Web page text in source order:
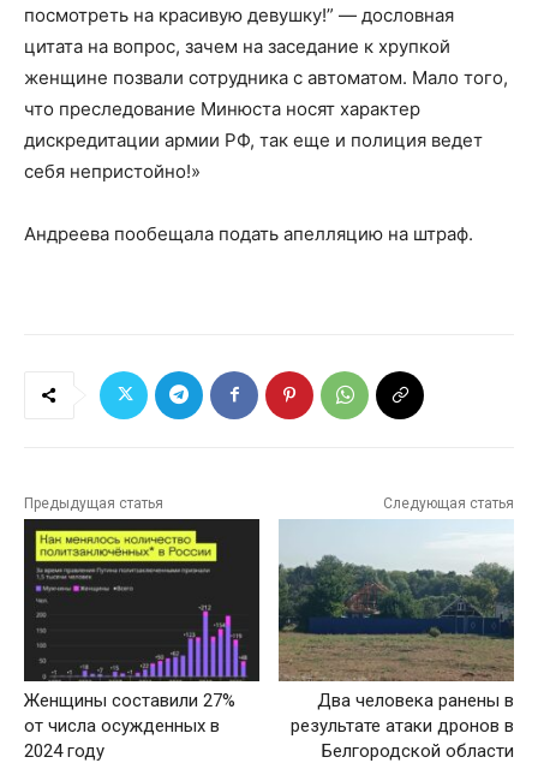
посмотреть на красивую девушку!” — дословная
цитата на вопрос, зачем на заседание к хрупкой
женщине позвали сотрудника с автоматом. Мало того,
что преследование Минюста носят характер
дискредитации армии РФ, так еще и полиция ведет
себя непристойно!»
Андреева пообещала подать апелляцию на штраф.
Предыдущая статья
Женщины составили 27%
от числа осужденных в
2024 году
Следующая статья
Два человека ранены в
результате атаки дронов в
Белгородской области